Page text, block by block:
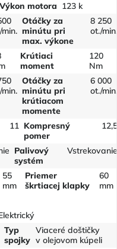
Výkon motora 123 k
Otáčky za
minútu pri
max. výkone
8 250
ot./
Krútiaci
moment
120
Nm
Otáčky za
minútu pri
krútiacom
momente
6 000
ot./
11 Kompresný
pomer
12,5
Palivový
systém
55
mm
Priemer
škrtiacej klapky
60
mm
Typ
spojky
Viaceré doštičky
v olejovom kúpeli